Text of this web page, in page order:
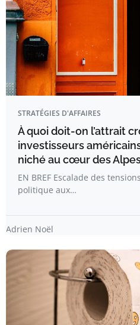
STRATÉGIES D'AFFAIRES
À quoi doit-on l’attrait
investisseurs
niché au cœur des
EN BREF Escalade des
politique aux…
Adrien Noël